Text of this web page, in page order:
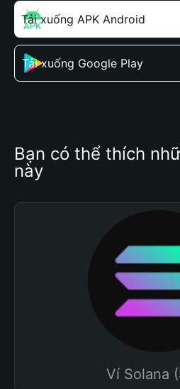
Tải xuống APK Android
Tải xuống Google Play
Bạn có thể thích
này
Ví Solana